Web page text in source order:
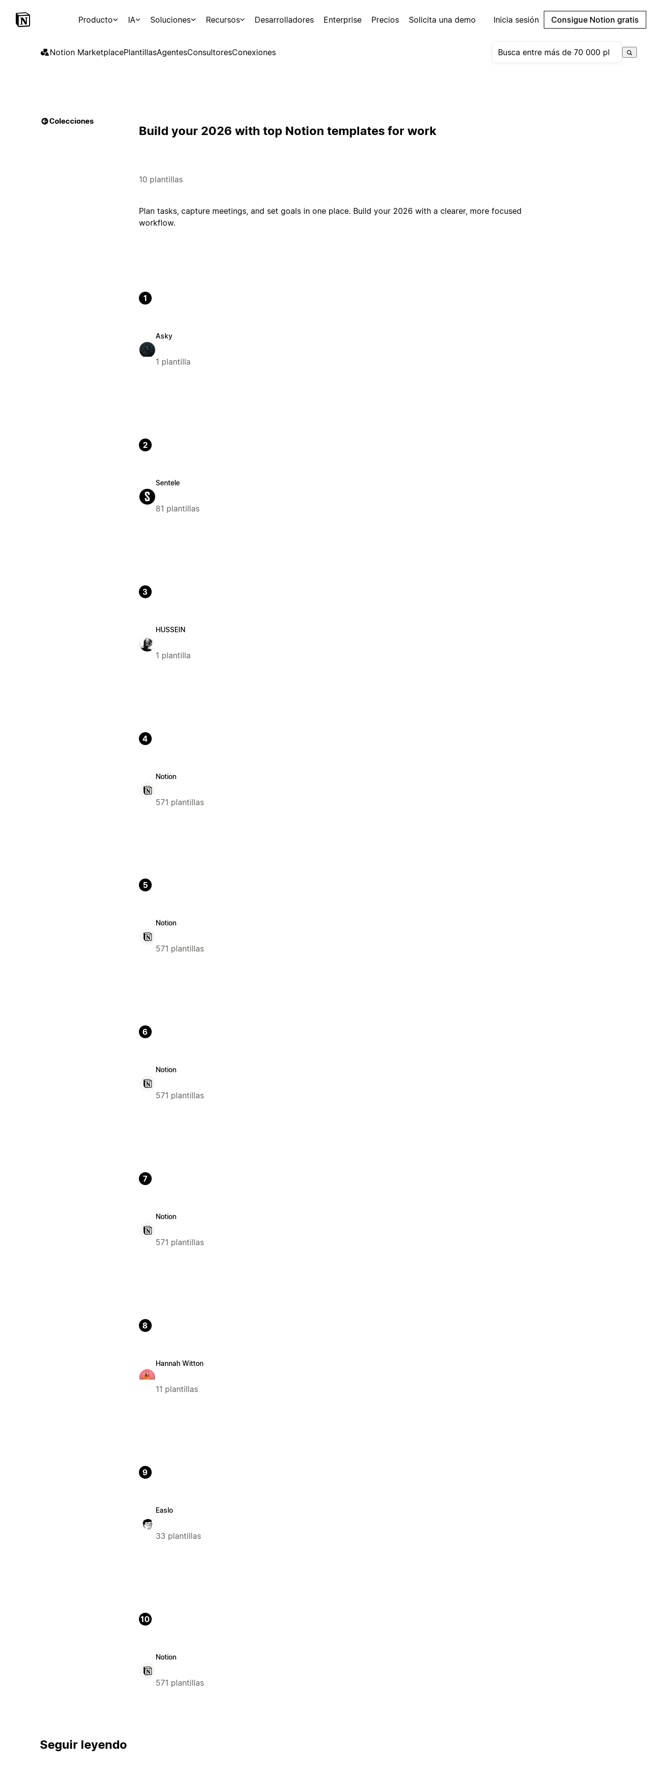
Producto IA Soluciones Recursos Desarrolladores Enterprise Precios Solicita una demo Inicia sesión Consigue Notion gratis
Notion MarketplacePlantillasAgentesConsultoresConexiones
Colecciones
Build your 2026 with top Notion templates for work
10 plantillas
Plan tasks, capture meetings, and set goals in one place. Build your 2026 with a clearer, more focused
workflow.
1
Asky
1 plantilla
2
Sentele
81 plantillas
3
HUSSEIN
1 plantilla
4
Notion
571 plantillas
5
Notion
571 plantillas
6
Notion
571 plantillas
7
Notion
571 plantillas
8
Hannah Witton
11 plantillas
9
Easlo
33 plantillas
10
Notion
571 plantillas
Seguir leyendo